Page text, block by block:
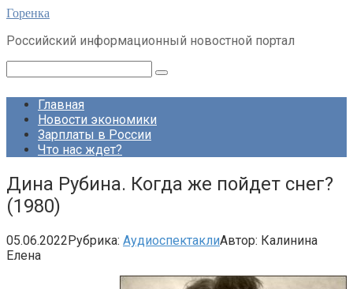
Перейти
контенту
Горенка
Российский информационный новостной портал
Главная
Новости экономики
Зарплаты в России
Что нас ждет?
Дина Рубина. Когда же пойдет снег?
(1980)
05.06.2022Рубрика: АудиоспектаклиАвтор: Калинина
Елена